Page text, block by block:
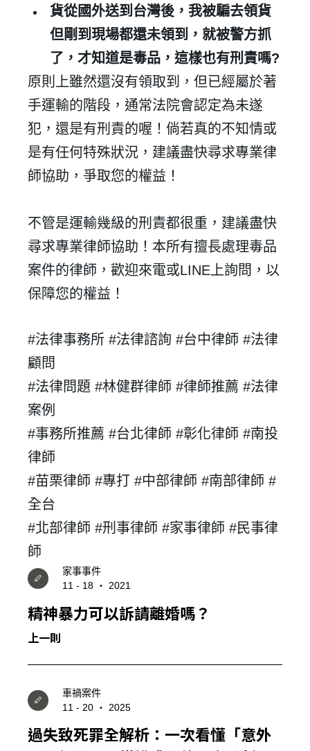
會員登入
登 入
忘記密碼？
建立專屬帳號
只要再完成幾個步驟，即可完成帳號的註冊程序，
我 要 註 冊
家事事件
11 - 18 ‧ 2021
精神暴力可以訴請離婚嗎？
上一則
車禍案件
11 - 20 ‧ 2025
過失致死罪全解析：一次看懂「意外
貨從國外送到台灣後，我被騙去領貨
但剛到現場都還未領到，就被警方抓
了，才知道是毒品，這樣也有刑責嗎?
原則上雖然還沒有領取到，但已經屬於著
手運輸的階段，通常法院會認定為未遂
犯，還是有刑責的喔！倘若真的不知情或
是有任何特殊狀況，建議盡快尋求專業律
師協助，爭取您的權益！
不管是運輸幾級的刑責都很重，建議盡快
尋求專業律師協助！本所有擅長處理毒品
案件的律師，歡迎來電或LINE上詢問，以
保障您的權益！
#法律事務所 #法律諮詢 #台中律師 #法律
顧問
#法律問題 #林健群律師 #律師推薦 #法律
案例
#事務所推薦 #台北律師 #彰化律師 #南投
律師
#苗栗律師 #專打 #中部律師 #南部律師 #
全台
#北部律師 #刑事律師 #家事律師 #民事律
師